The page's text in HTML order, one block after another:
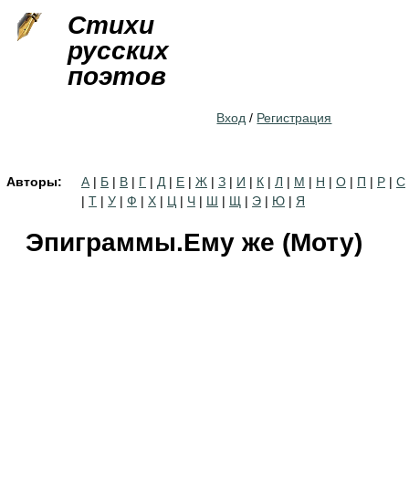
Стихи
русских
поэтов
Вход / Регистрация
Авторы: А | Б | В | Г | Д | Е | Ж | З | И | К | Л | М | Н | О | П | Р | С
| Т | У | Ф | Х | Ц | Ч | Ш | Щ | Э | Ю | Я
Эпиграммы.Ему же (Моту)